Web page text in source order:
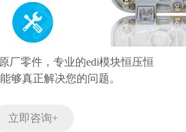
厂零件，专业的edi模块恒压恒
够真正解决您的问题。
立即咨询+